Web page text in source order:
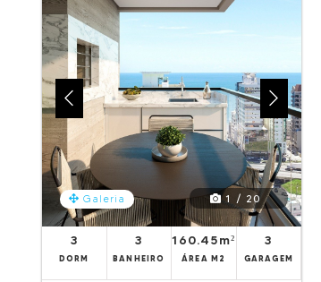
Galeria 1 / 20
3
DORM
3
BANHEIRO
160.45m²
ÁREA M2
3
GARAGEM